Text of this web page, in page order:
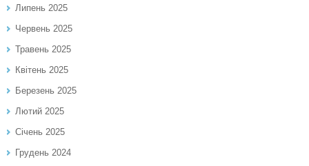
Липень 2025
Червень 2025
Травень 2025
Квітень 2025
Березень 2025
Лютий 2025
Січень 2025
Грудень 2024